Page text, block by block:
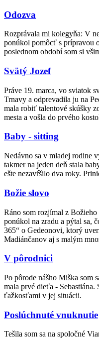
Odozva
Rozprávala mi kolegyňa: V
ponúkol pomôcť s prípravou
poslednom období som si
Svätý Jozef
Práve 19. marca, vo sviatok
Trnavy a odprevadila ju na
mala robiť talentové skúšky
mesta a vošla do prvého
Baby - sitting
Nedávno sa v mladej rodine
takmer na jeden deň stala
ešte nezavŕšilo dva roky.
Božie slovo
Ráno som rozjímal z
ponúkol na zradu a pýtal sa,
365“ o Gedeonovi, ktorý
Madiánčanov aj s malým
V pôrodnici
Po pôrode nášho Miška som
mala prvé dieťa -
ťažkosťami v jej situácii.
Poslúchnuté vnuknutie
Tešila som sa na spoločné